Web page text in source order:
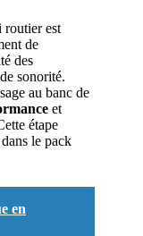
routier est
de
des
sonorité.
au banc de
et
étape
le pack
en